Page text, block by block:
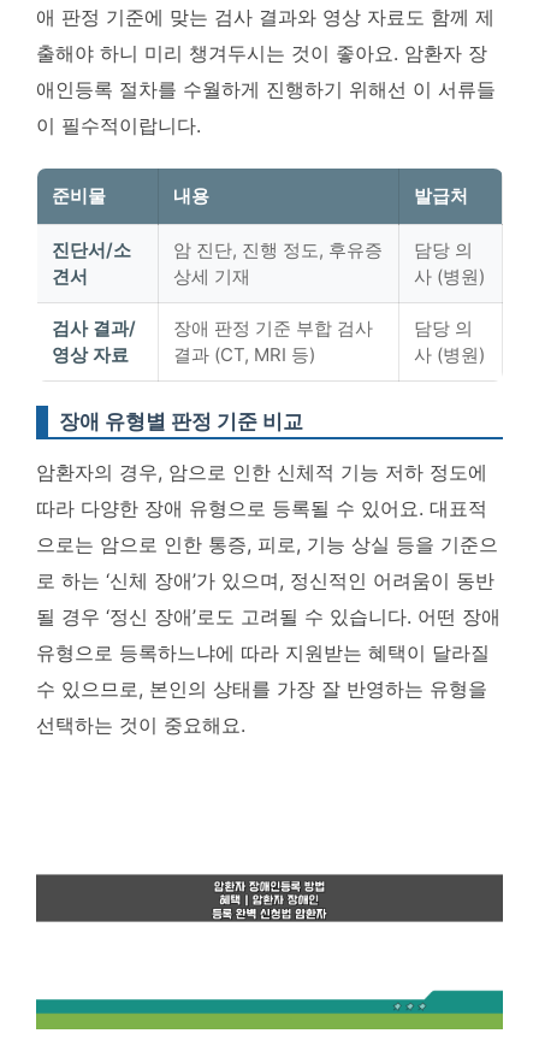
애 판정 기준에 맞는 검사 결과와 영상 자료도 함께 제
출해야 하니 미리 챙겨두시는 것이 좋아요. 암환자 장
애인등록 절차를 수월하게 진행하기 위해선 이 서류들
이 필수적이랍니다.
준비물 내용 발급처
진단서/소
견서
암 진단, 진행 정도, 후유증
상세 기재
담당 의
사 (병원)
검사 결과/
영상 자료
장애 판정 기준 부합 검사
결과 (CT, MRI 등)
담당 의
사 (병원)
장애 유형별 판정 기준 비교
암환자의 경우, 암으로 인한 신체적 기능 저하 정도에
따라 다양한 장애 유형으로 등록될 수 있어요. 대표적
으로는 암으로 인한 통증, 피로, 기능 상실 등을 기준으
로 하는 ‘신체 장애’가 있으며, 정신적인 어려움이 동반
될 경우 ‘정신 장애’로도 고려될 수 있습니다. 어떤 장애
유형으로 등록하느냐에 따라 지원받는 혜택이 달라질
수 있으므로, 본인의 상태를 가장 잘 반영하는 유형을
선택하는 것이 중요해요.